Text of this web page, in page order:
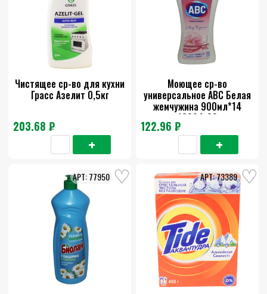
Чистящее ср-во для кухни
Грасс Азелит 0,5кг
203.68 ₽
Моющее ср-во
универсальное АВС Белая
жемчужина 900мл*14
16294-08
122.96 ₽
77950 73389